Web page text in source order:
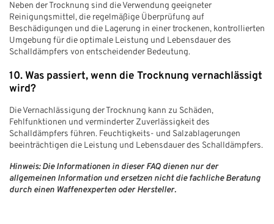
Neben der Trocknung sind die Verwendung geeigneter
Reinigungsmittel, die regelmäßige Überprüfung auf
Beschädigungen und die Lagerung in einer trockenen, kontrollierten
Umgebung für die optimale Leistung und Lebensdauer des
Schalldämpfers von entscheidender Bedeutung.
10. Was passiert, wenn die Trocknung vernachlässigt
wird?
Die Vernachlässigung der Trocknung kann zu Schäden,
Fehlfunktionen und verminderter Zuverlässigkeit des
Schalldämpfers führen. Feuchtigkeits- und Salzablagerungen
beeinträchtigen die Leistung und Lebensdauer des Schalldämpfers.
Hinweis: Die Informationen in dieser FAQ dienen nur der
allgemeinen Information und ersetzen nicht die fachliche Beratung
durch einen Waffenexperten oder Hersteller.